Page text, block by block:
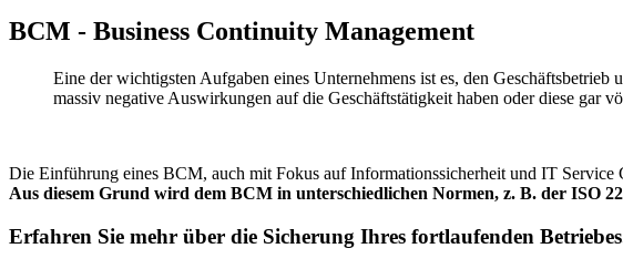
BCM - Business Continuity Management
Eine der wichtigsten Aufgaben eines Unternehmens ist es, den
massiv negative Auswirkungen auf die Geschäftstätigkeit haben oder diese gar
Die Einführung eines BCM, auch mit Fokus auf Informationssicherheit und IT
Aus diesem Grund wird dem BCM in unterschiedlichen Normen, z. B. der ISO
Erfahren Sie mehr über die Sicherung Ihres fortlaufenden